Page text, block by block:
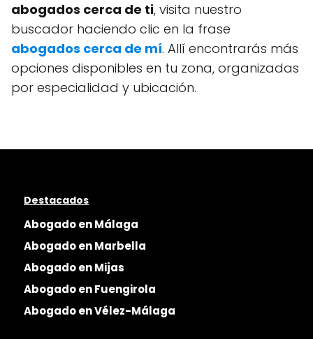
abogados cerca de ti, visita nuestro
buscador haciendo clic en la frase
abogados cerca de mí. Allí encontrarás más
opciones disponibles en tu zona, organizadas
por especialidad y ubicación.
Destacados
Abogado en Málaga
Abogado en Marbella
Abogado en Mijas
Abogado en Fuengirola
Abogado en Vélez-Málaga